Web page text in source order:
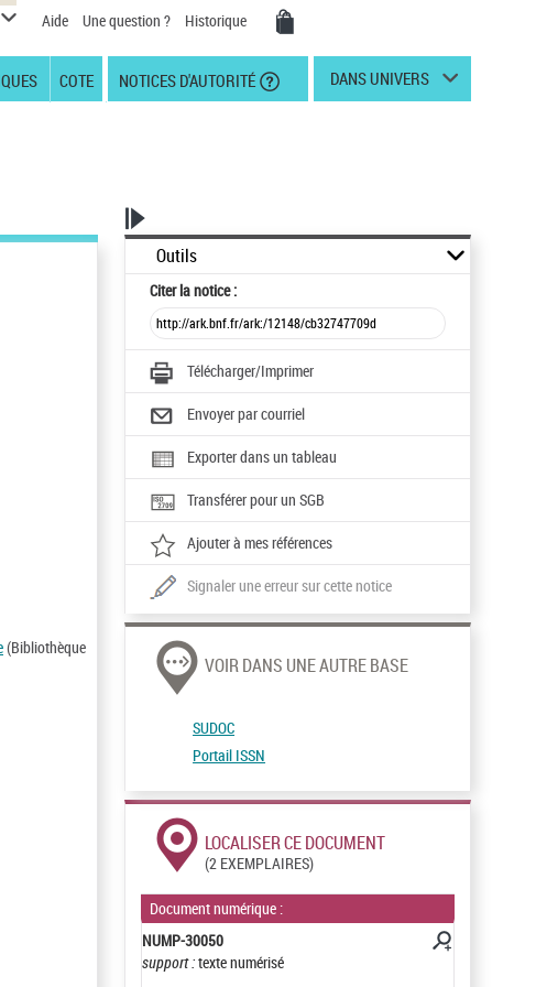
Aide Une question ? Historique
COTE NOTICES D'AUTORITÉ DANS UNIVERS
(Bibliothèque
Outils
Citerla notice :
Télécharger/Imprimer
Envoyer par courriel
Exporter dans un tableau
Transférer pour un SGB
Ajouter à mes références
Signaler une erreur sur cette notice
VOIR DANS UNE AUTRE BASE
SUDOC
Portail ISSN
LOCALISER CE DOCUMENT
(2 EXEMPLAIRES)
Document numérique :
NUMP-30050
support :texte numérisé